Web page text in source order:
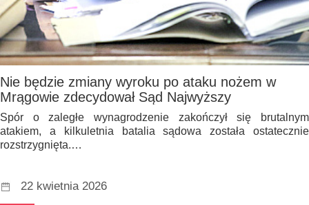
Nie będzie zmiany wyroku po ataku nożem w
Mrągowie zdecydował Sąd Najwyższy
Spór o zaległe wynagrodzenie zakończył się brutalnym
atakiem, a kilkuletnia batalia sądowa została ostatecznie
rozstrzygnięta.…
22 kwietnia 2026